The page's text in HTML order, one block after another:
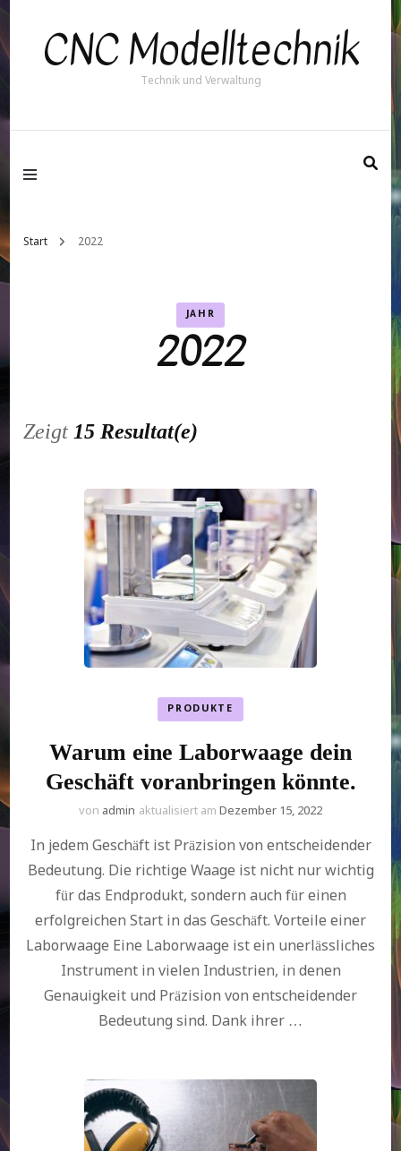
CNC Modelltechnik
Technik und Verwaltung
Start 2022
JAHR
2022
Zeigt 15 Resultat(e)
PRODUKTE
Warum eine Laborwaage dein
Geschäft voranbringen könnte.
von admin aktualisiert am Dezember 15, 2022
In jedem Geschäft ist Präzision von entscheidender
Bedeutung. Die richtige Waage ist nicht nur wichtig
für das Endprodukt, sondern auch für einen
erfolgreichen Start in das Geschäft. Vorteile einer
Laborwaage Eine Laborwaage ist ein unerlässliches
Instrument in vielen Industrien, in denen
Genauigkeit und Präzision von entscheidender
Bedeutung sind. Dank ihrer …